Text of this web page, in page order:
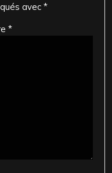
avec *
*